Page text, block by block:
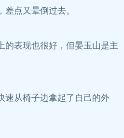
点又晕倒过去。
表现也很好，但晏玉山是主
从椅子边拿起了自己的外